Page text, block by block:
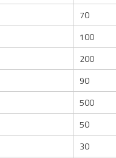
70
100
200
90
500
50
30